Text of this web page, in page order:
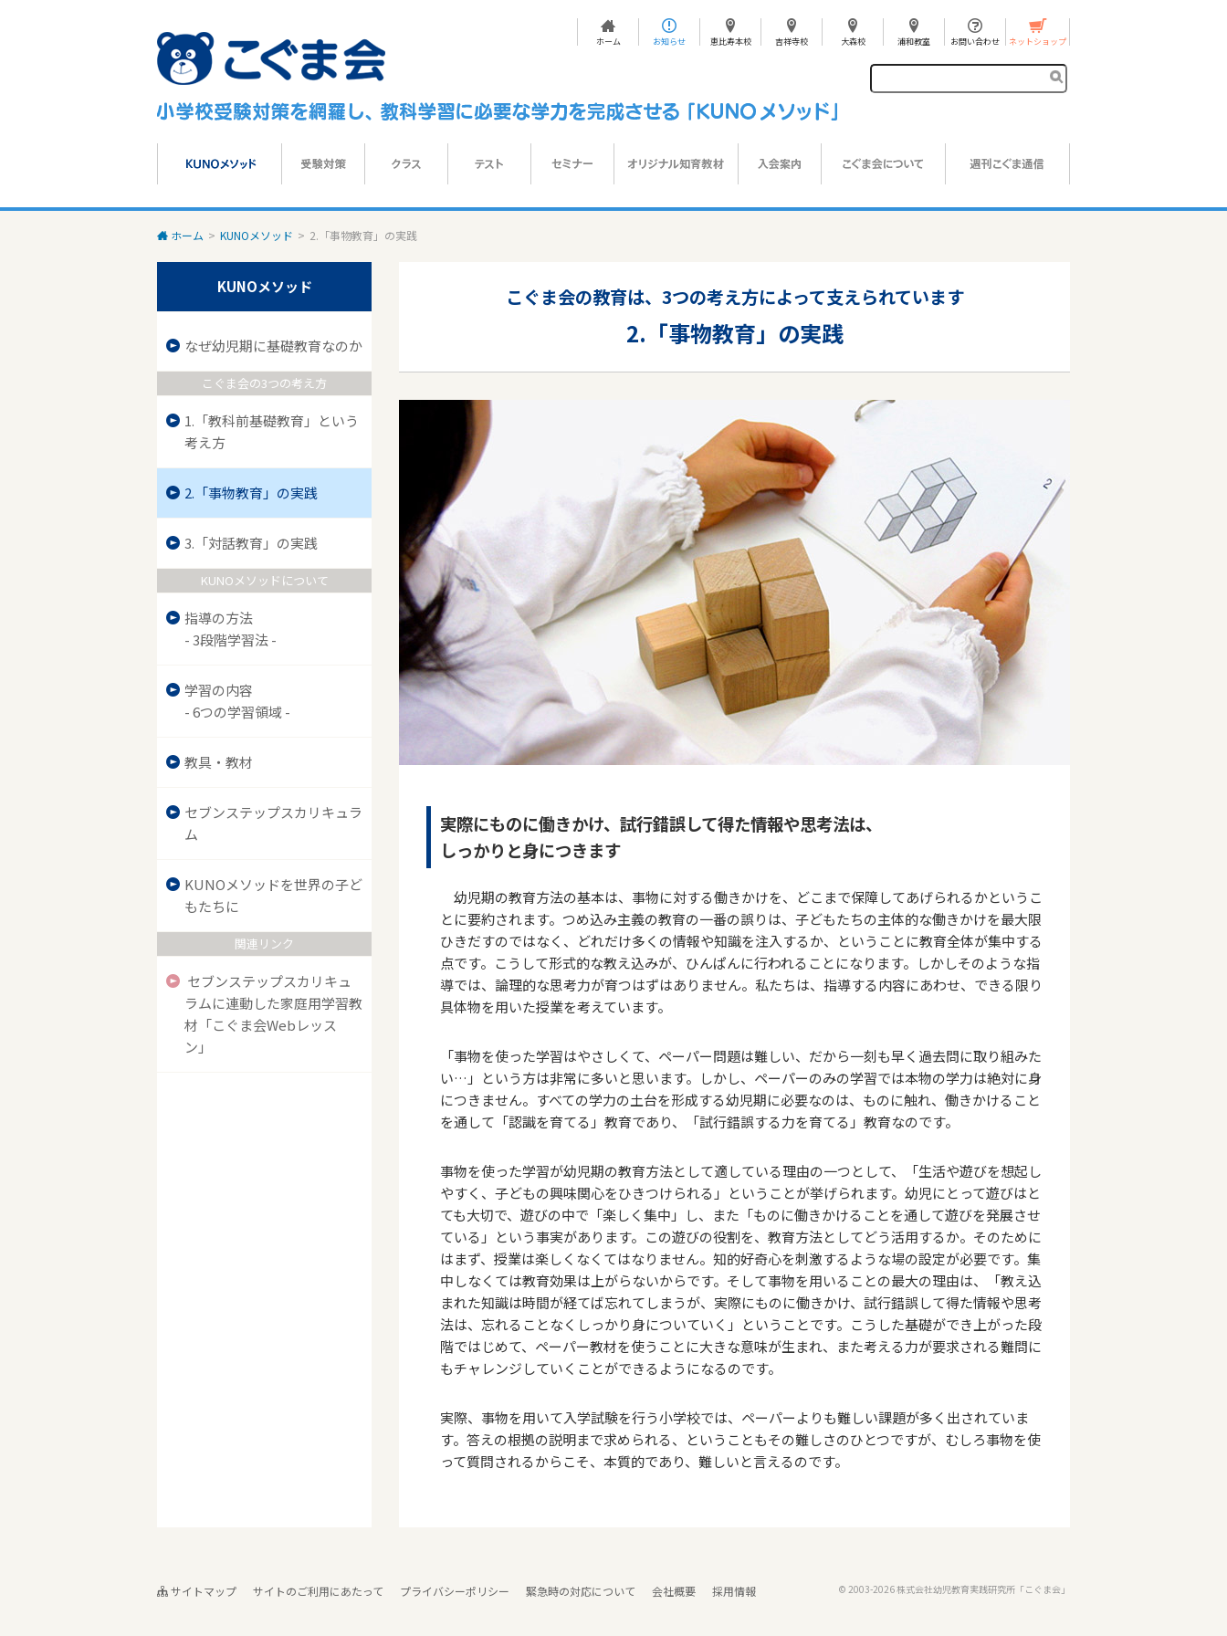
ホーム お知らせ 恵比寿本校 吉祥寺校 大森校 浦和教室 お問い合わせ ネットショップ
ホーム > KUNOメソッド > 2.「事物教育」の実践
こぐま会の教育は、3つの考え方によって支えられています
2.「事物教育」の実践
実際にものに働きかけ、試行錯誤して得た情報や思考法は、
しっかりと身につきます
幼児期の教育方法の基本は、事物に対する働きかけを、どこまで保障してあげられるかというこ
とに要約されます。つめ込み主義の教育の一番の誤りは、子どもたちの主体的な働きかけを最大限
ひきだすのではなく、どれだけ多くの情報や知識を注入するか、ということに教育全体が集中する
点です。こうして形式的な教え込みが、ひんぱんに行われることになります。しかしそのような指
導では、論理的な思考力が育つはずはありません。私たちは、指導する内容にあわせ、できる限り
具体物を用いた授業を考えています。
「事物を使った学習はやさしくて、ペーパー問題は難しい、だから一刻も早く過去問に取り組みた
い…」という方は非常に多いと思います。しかし、ペーパーのみの学習では本物の学力は絶対に身
につきません。すべての学力の土台を形成する幼児期に必要なのは、ものに触れ、働きかけること
を通して「認識を育てる」教育であり、「試行錯誤する力を育てる」教育なのです。
事物を使った学習が幼児期の教育方法として適している理由の一つとして、「生活や遊びを想起し
やすく、子どもの興味関心をひきつけられる」ということが挙げられます。幼児にとって遊びはと
ても大切で、遊びの中で「楽しく集中」し、また「ものに働きかけることを通して遊びを発展させ
ている」という事実があります。この遊びの役割を、教育方法としてどう活用するか。そのために
はまず、授業は楽しくなくてはなりません。知的好奇心を刺激するような場の設定が必要です。集
中しなくては教育効果は上がらないからです。そして事物を用いることの最大の理由は、「教え込
まれた知識は時間が経てば忘れてしまうが、実際にものに働きかけ、試行錯誤して得た情報や思考
法は、忘れることなくしっかり身についていく」ということです。こうした基礎ができ上がった段
階ではじめて、ペーパー教材を使うことに大きな意味が生まれ、また考える力が要求される難問に
もチャレンジしていくことができるようになるのです。
実際、事物を用いて入学試験を行う小学校では、ペーパーよりも難しい課題が多く出されていま
す。答えの根拠の説明まで求められる、ということもその難しさのひとつですが、むしろ事物を使
って質問されるからこそ、本質的であり、難しいと言えるのです。
KUNOメソッド
なぜ幼児期に基礎教育なのか
こぐま会の3つの考え方
1.「教科前基礎教育」という
考え方
2.「事物教育」の実践
3.「対話教育」の実践
KUNOメソッドについて
指導の方法
- 3段階学習法 -
学習の内容
- 6つの学習領域 -
教具・教材
セブンステップスカリキュラ
ム
KUNOメソッドを世界の子ど
もたちに
関連リンク
セブンステップスカリキュ
ラムに連動した家庭用学習教
材「こぐま会Webレッス
ン」
サイトマップ サイトのご利用にあたって プライバシーポリシー 緊急時の対応について 会社概要 採用情報 © 2003-2026 株式会社幼児教育実践研究所「こぐま会」